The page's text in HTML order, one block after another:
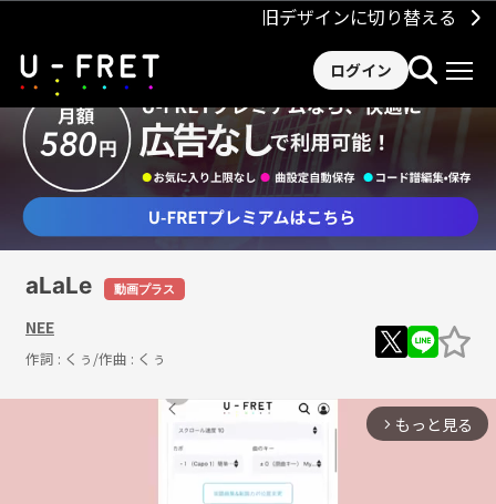
旧デザインに切り替える
ログイン
aLaLe 動画プラス
NEE
作詞 : くぅ /作曲 : くぅ
arrow_forward_ios もっと見る